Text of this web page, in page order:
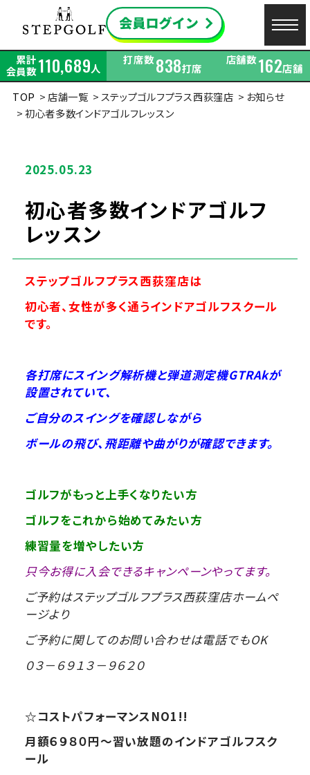
累計
会員数110,689人
打席数838打席
店舗数162店舗
TOP
店舗一覧 ステップゴルフプラス西荻窪店
お知らせ
初心者多数インドアゴルフレッスン
2025.05.23
初心者多数インドアゴルフ
レッスン
ステップゴルフプラス西荻窪店は
初心者、女性が多く通うインドアゴルフスクール
です。
各打席にスイング解析機と弾道測定機GTRAkが
設置されていて、
ご自分のスイングを確認しながら
ボールの飛び、飛距離や曲がりが確認できます。
ゴルフがもっと上手くなりたい方
ゴルフをこれから始めてみたい方
練習量を増やしたい方
只今お得に入会できるキャンペーンやってます。
ご予約はステップゴルフプラス西荻窪店ホームペ
ージより
ご予約に関してのお問い合わせは電話でもOK
０３－６９１３－９６２０
☆コストパフォーマンスNO1!!
月額６９８０円～習い放題のインドアゴルフスク
ール